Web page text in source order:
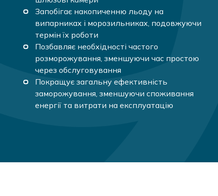
Запобігає накопиченню льоду на
випарниках і морозильниках, подовжуючи
термін їх роботи
Позбавляє необхідності частого
розморожування, зменшуючи час простою
через обслуговування
Покращує загальну ефективність
заморожування, зменшуючи споживання
енергії та витрати на експлуатацію